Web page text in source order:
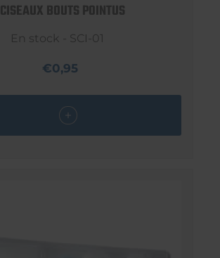
CISEAUX BOUTS POINTUS
En stock - SCI-01
€0,95